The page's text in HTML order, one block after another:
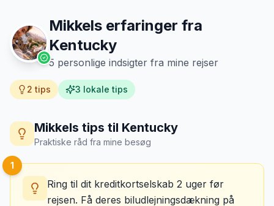
Mikkels erfaringer fra
Kentucky
5 personlige indsigter fra mine rejser
2 tips 3 lokale tips
Mikkels tips til Kentucky
Praktiske råd fra mine besøg
1
Ring til dit kreditkortselskab 2 uger før
rejsen. Få deres biludlejningsdækning på